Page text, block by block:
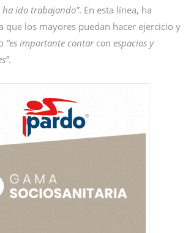
ha ido trabajando”. En esta línea, ha
que los mayores puedan hacer ejercicio y
“es importante contar con espacios y
.